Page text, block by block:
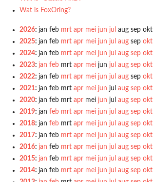
Wat is FoxOring?
2026: jan feb mrt apr mei jun jul aug sep okt
2025: jan feb mrt apr mei jun jul aug sep okt
2024: jan feb mrt apr mei jun jul aug sep okt
2023: jan feb mrt apr mei jun jul aug sep okt
2022: jan feb mrt apr mei jun jul aug sep okt
2021: jan feb mrt apr mei jun jul aug sep okt
2020: jan feb mrt apr mei jun jul aug sep okt
2019: jan feb mrt apr mei jun jul aug sep okt
2018: jan feb mrt apr mei jun jul aug sep okt
2017: jan feb mrt apr mei jun jul aug sep okt
2016: jan feb mrt apr mei jun jul aug sep okt
2015: jan feb mrt apr mei jun jul aug sep okt
2014: jan feb mrt apr mei jun jul aug sep okt